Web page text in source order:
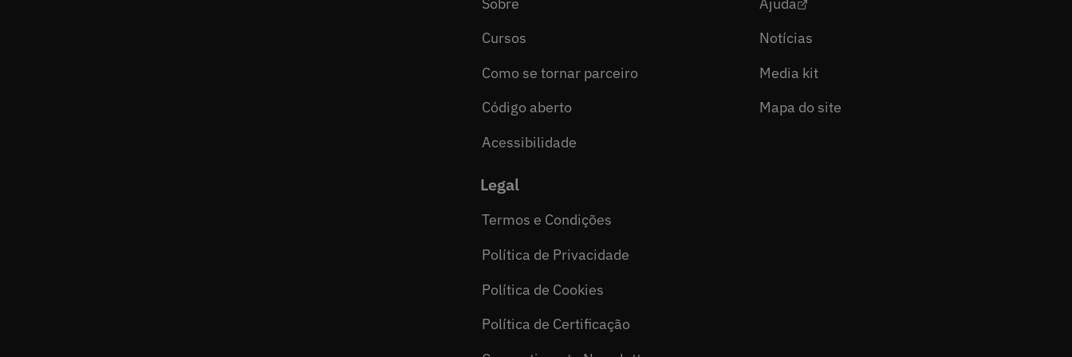
Cursos
Como se tornar parceiro
Código aberto
Acessibilidade
Notícias
Media kit
Mapa do site
Legal
Termos e Condições
Política de Privacidade
Política de Cookies
Política de Certificação